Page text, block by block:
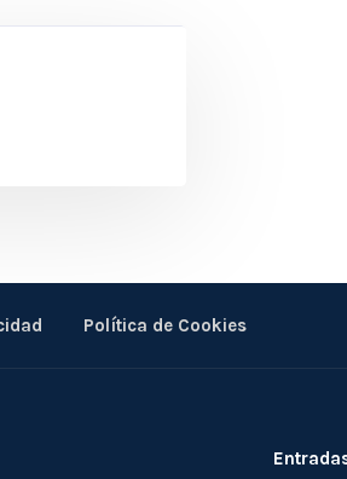
Política de Cookies